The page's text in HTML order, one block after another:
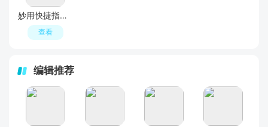
妙用快捷指令APP官方最新安卓版
查看
编辑推荐